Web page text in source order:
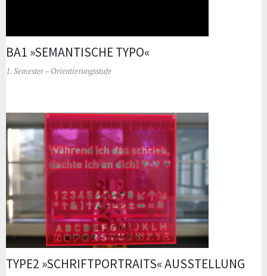
BA1 »SEMANTISCHE TYPO«
1. Semester – Orientierungsstufe
TYPE2 »SCHRIFTPORTRAITS« AUSSTELLUNG